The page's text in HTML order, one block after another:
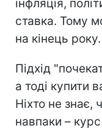
інфляція,
ставка. Тому
на кінець року.
Підхід
а тоді купити
Ніхто не знає,
навпаки –